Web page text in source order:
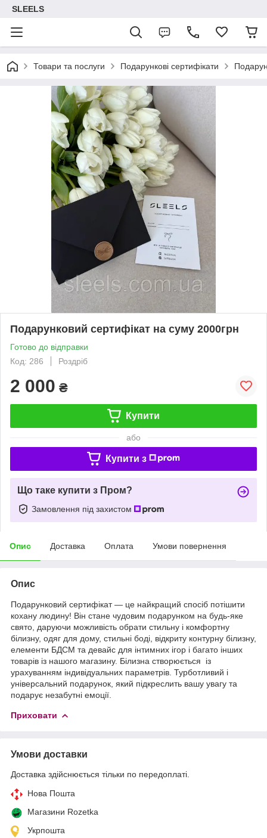
SLEELS
Товари та послуги Подарункові сертифікати
Подарунковий сертифікат на суму 2000грн
Готово до відправки
Код: 286
Роздріб
2 000 ₴
Купити
або
Купити з
Що таке купити з Пром?
Замовлення під захистом
Опис Доставка Оплата Умови повернення
Опис
Подарунковий сертифікат — це найкращий спосіб потішити
кохану людину! Він стане чудовим подарунком на будь-яке
свято, даруючи можливість обрати стильну і комфортну
білизну, одяг для дому, стильні боді, відкриту контурну білизну,
елементи БДСМ та девайс для інтимних ігор і багато інших
товарів із нашого магазину. Білизна створюється із
урахуванням індивідуальних параметрів. Турботливий і
універсальний подарунок, який підкреслить вашу увагу та
подарує незабутні емоції.
Приховати
Умови доставки
Доставка здійснюється тільки по передоплаті.
Нова Пошта
Магазини Rozetka
Укрпошта